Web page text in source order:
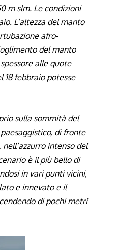
m slm. Le condizioni
L’altezza del manto
afro-
del manto
alle quote
18 febbraio potesse
sulla sommità del
di fronte
intenso del
è il più bello di
in vari punti vicini,
e innevato e il
di pochi metri